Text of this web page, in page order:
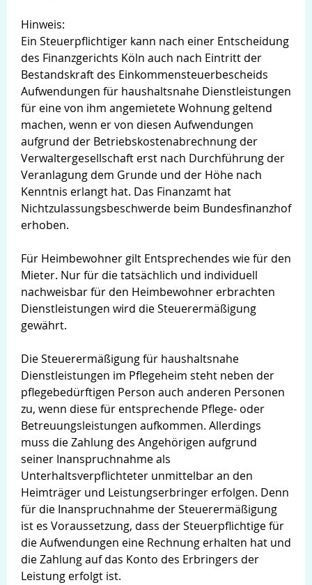
Hinweis:
Ein Steuerpflichtiger kann nach einer Entscheidung
des Finanzgerichts Köln auch nach Eintritt der
Bestandskraft des Einkommensteuerbescheids
Aufwendungen für haushaltsnahe Dienstleistungen
für eine von ihm angemietete Wohnung geltend
machen, wenn er von diesen Aufwendungen
aufgrund der Betriebskostenabrechnung der
Verwaltergesellschaft erst nach Durchführung der
Veranlagung dem Grunde und der Höhe nach
Kenntnis erlangt hat. Das Finanzamt hat
Nichtzulassungsbeschwerde beim Bundesfinanzhof
erhoben.
Für Heimbewohner gilt Entsprechendes wie für den
Mieter. Nur für die tatsächlich und individuell
nachweisbar für den Heimbewohner erbrachten
Dienstleistungen wird die Steuerermäßigung
gewährt.
Die Steuerermäßigung für haushaltsnahe
Dienstleistungen im Pflegeheim steht neben der
pflegebedürftigen Person auch anderen Personen
zu, wenn diese für entsprechende Pflege- oder
Betreuungsleistungen aufkommen. Allerdings
muss die Zahlung des Angehörigen aufgrund
seiner Inanspruchnahme als
Unterhaltsverpflichteter unmittelbar an den
Heimträger und Leistungserbringer erfolgen. Denn
für die Inanspruchnahme der Steuerermäßigung
ist es Voraussetzung, dass der Steuerpflichtige für
die Aufwendungen eine Rechnung erhalten hat und
die Zahlung auf das Konto des Erbringers der
Leistung erfolgt ist.